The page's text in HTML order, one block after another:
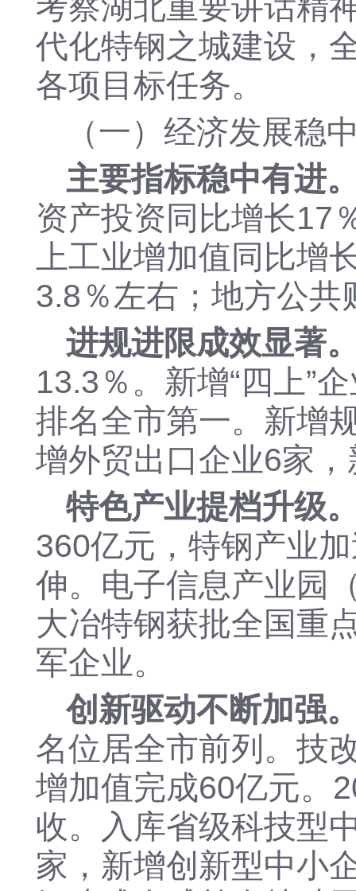
代化特钢之城建设，
各项目标任务。
（一）经济发展稳
主要指标稳中有进
资产投资同比增长17
上工业增加值同比增
3.8 ％左右； 地方公共
进规进限成效显著
13.3％。 新增“四上”
排名全市第一。新增
增外贸出口企业6家，
特色产业提档升级
360亿元，特钢产业
伸。电子信息产业园
大冶特钢获批全国重
军企业。
创新驱动不断加强
名位居全市前列。技
增加值完成60亿元。
收。入库省级科技型
家，新增创新型中小